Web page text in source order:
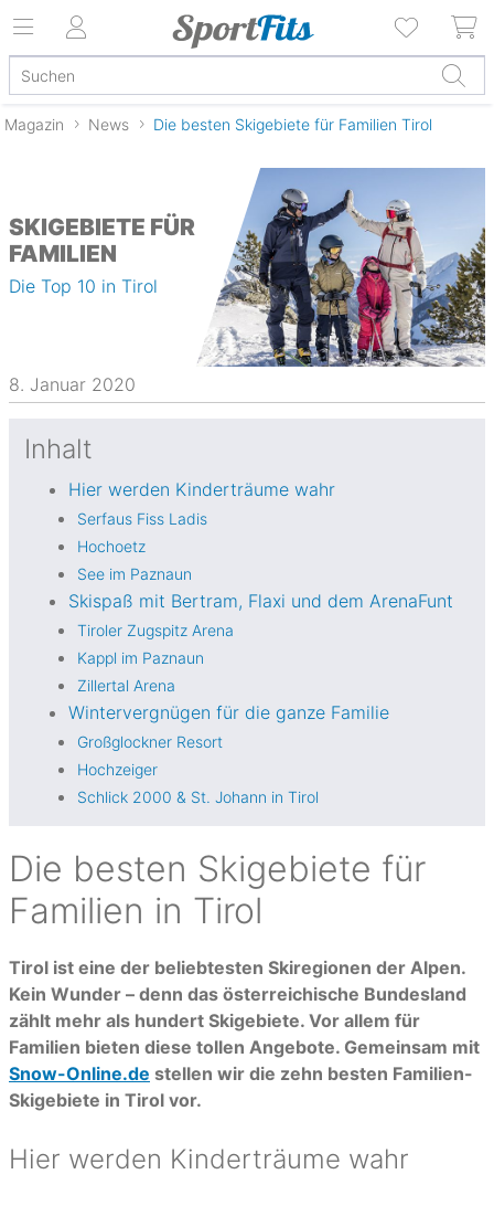
Magazin News Die besten Skigebiete für Familien Tirol
SKIGEBIETE FÜR
FAMILIEN
Die Top 10 in Tirol
8. Januar 2020
Inhalt
Hier werden Kinderträume wahr
Serfaus Fiss Ladis
Hochoetz
See im Paznaun
Skispaß mit Bertram, Flaxi und dem ArenaFunt
Tiroler Zugspitz Arena
Kappl im Paznaun
Zillertal Arena
Wintervergnügen für die ganze Familie
Großglockner Resort
Hochzeiger
Schlick 2000 & St. Johann in Tirol
Die besten Skigebiete für
Familien in Tirol
Tirol ist eine der beliebtesten Skiregionen der Alpen.
Kein Wunder – denn das österreichische Bundesland
zählt mehr als hundert Skigebiete. Vor allem für
Familien bieten diese tollen Angebote. Gemeinsam mit
Snow-Online.de stellen wir die zehn besten Familien-
Skigebiete in Tirol vor.
Hier werden Kinderträume wahr